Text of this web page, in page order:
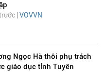
| VOVVN
Ngọc Hà thôi phụ trách
giáo dục tỉnh Tuyên